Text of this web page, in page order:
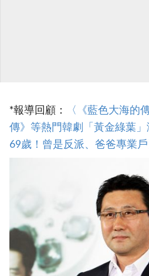
*報導回顧：
〈《藍色大海的
傳》等熱門韓劇「黃金綠葉
69歲！曾是反派、爸爸專業戶